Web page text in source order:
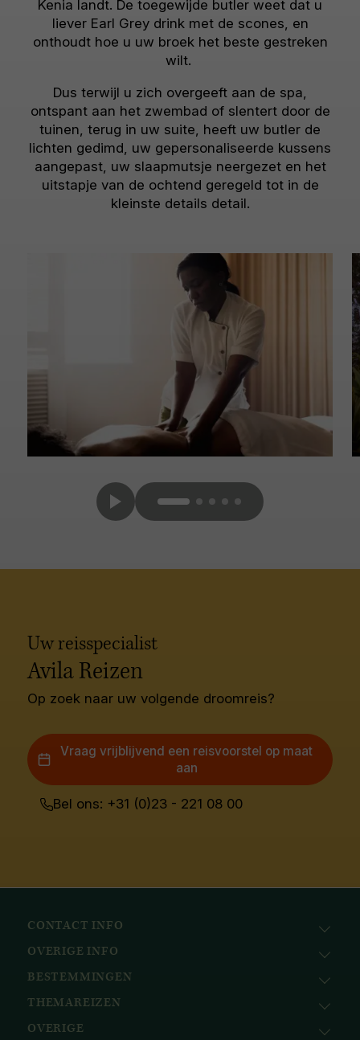
Kenia landt. De toegewijde butler weet dat u
liever Earl Grey drink met de scones, en
onthoudt hoe u uw broek het beste gestreken
wilt.
Dus terwijl u zich overgeeft aan de spa,
ontspant aan het zwembad of slentert door de
tuinen, terug in uw suite, heeft uw butler de
lichten gedimd, uw gepersonaliseerde kussens
aangepast, uw slaapmutsje neergezet en het
uitstapje van de ochtend geregeld tot in de
kleinste details detail.
Uw reisspecialist
Avila Reizen
Op zoek naar uw volgende droomreis?
Vraag vrijblijvend een reisvoorstel op maat
aan
Bel ons: +31 (0)23 - 221 08 00
CONTACT INFO
Avila Reizen
Nieuwe Gracht 78
+31 (0) 23 221 0800
+32 (0) 33 880 226
OVERIGE INFO
KvK: 51111616
BTW nr.: NL823096415B01
NL58ABNA0617518297
BESTEMMINGEN
Afrika
Azië
THEMAREIZEN
Cruises
OVERIGE